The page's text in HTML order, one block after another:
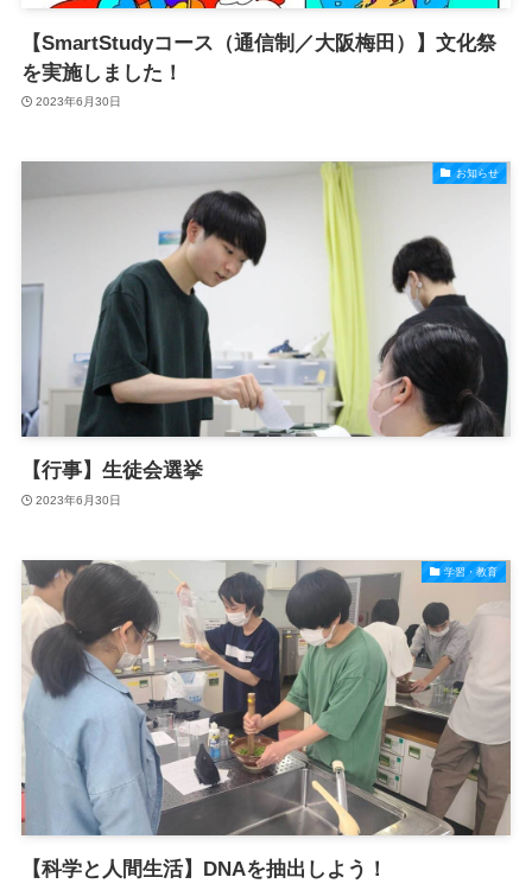
【SmartStudyコース（通信制／大阪梅田）】文化祭
を実施しました！
2023年6月30日
お知らせ
【行事】生徒会選挙
2023年6月30日
学習・教育
【科学と人間生活】DNAを抽出しよう！